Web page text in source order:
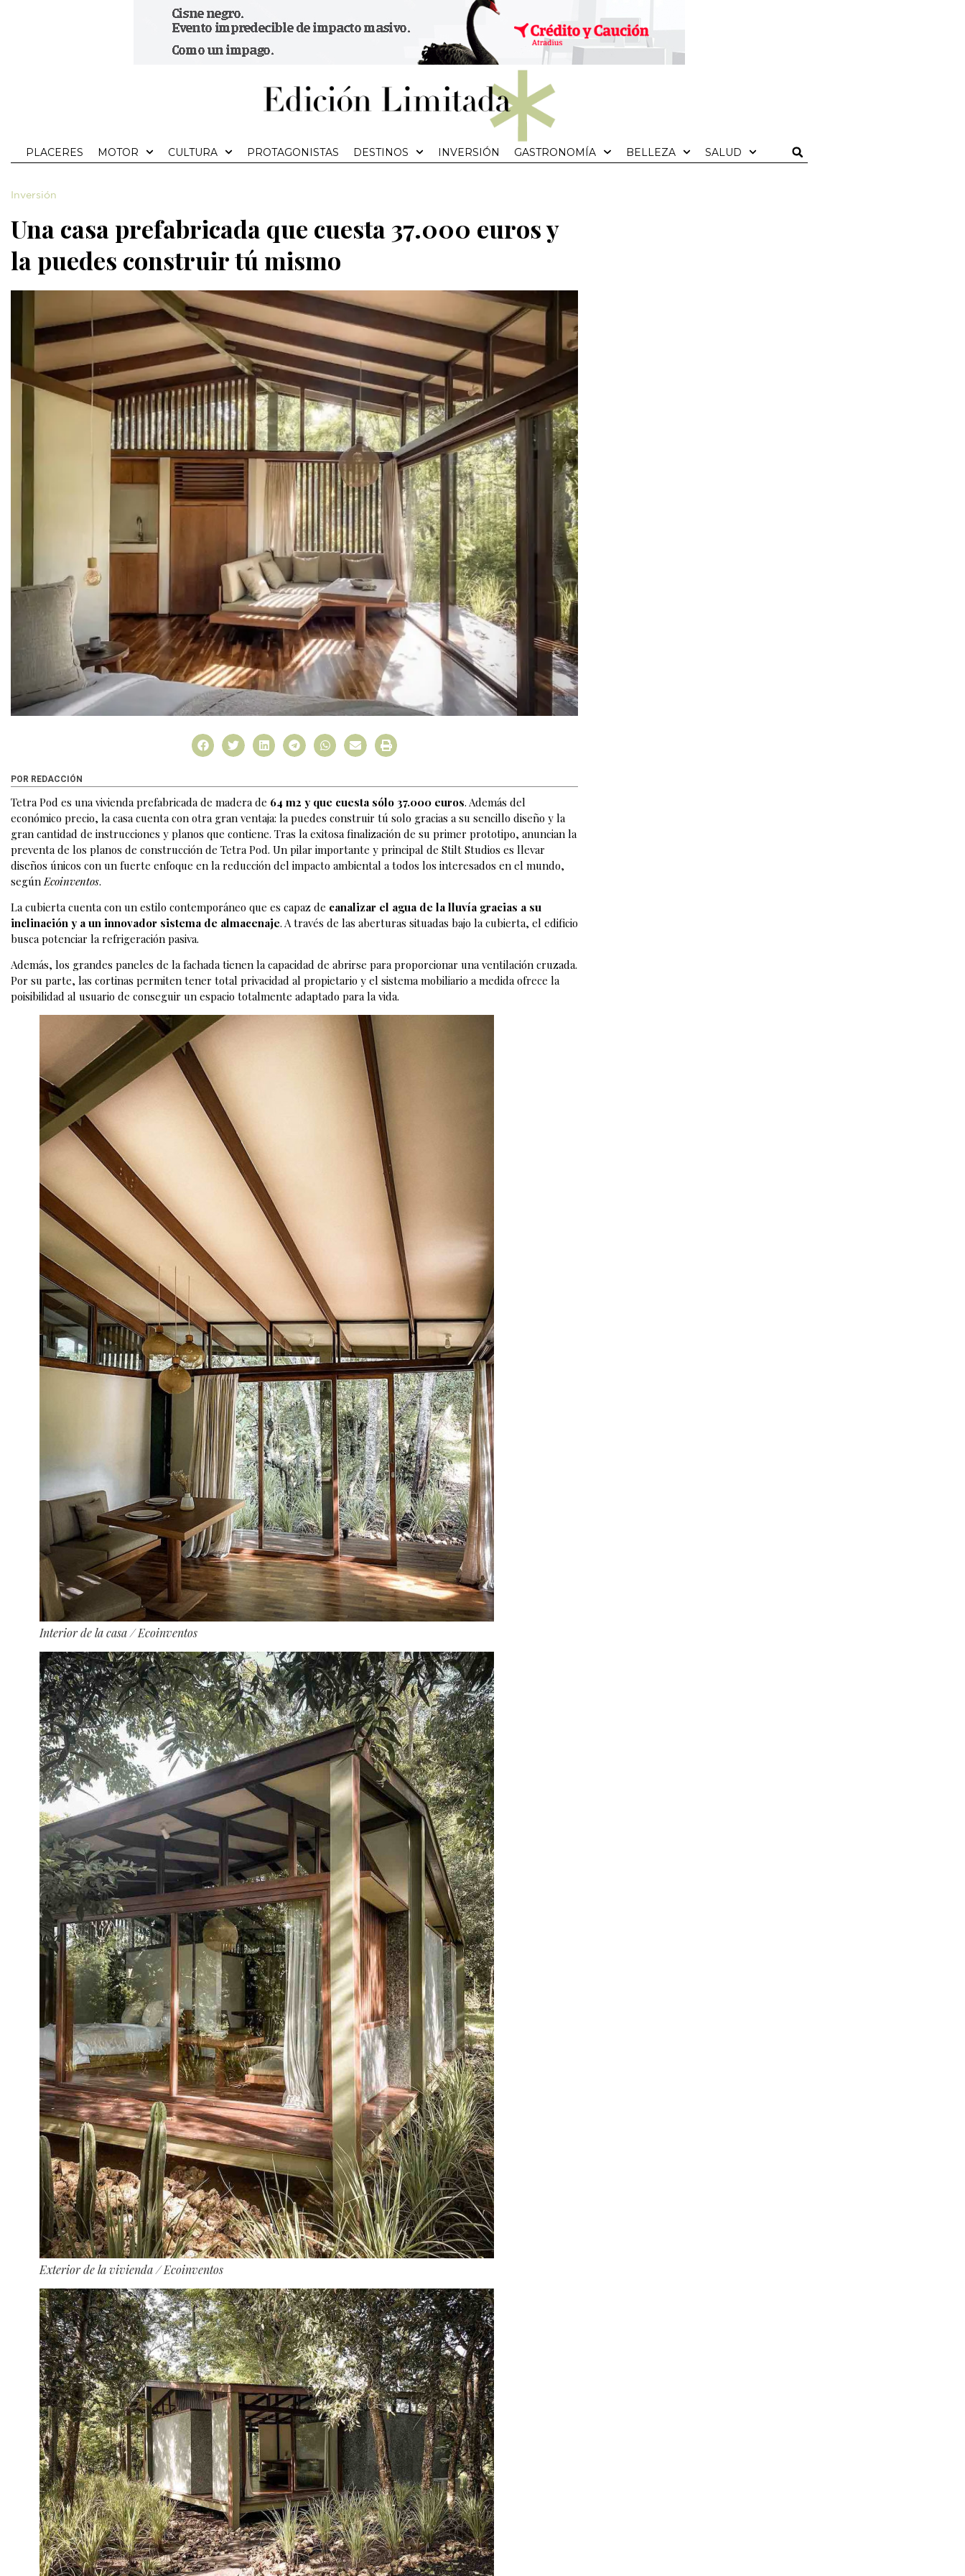
PLACERES MOTOR CULTURA PROTAGONISTAS DESTINOS INVERSIÓN GASTRONOMÍA BELLEZA SALUD
Inversión
Una casa prefabricada que cuesta 37.000 euros y
la puedes construir tú mismo
POR REDACCIÓN
Tetra Pod es una vivienda prefabricada de madera de 64 m2 y que cuesta sólo 37.000 euros. Además del
económico precio, la casa cuenta con otra gran ventaja: la puedes construir tú solo gracias a su sencillo diseño y la
gran cantidad de instrucciones y planos que contiene. Tras la exitosa finalización de su primer prototipo, anuncian la
preventa de los planos de construcción de Tetra Pod. Un pilar importante y principal de Stilt Studios es llevar
diseños únicos con un fuerte enfoque en la reducción del impacto ambiental a todos los interesados en el mundo,
según Ecoinventos.
La cubierta cuenta con un estilo contemporáneo que es capaz de canalizar el agua de la lluvía gracias a su
inclinación y a un innovador sistema de almacenaje. A través de las aberturas situadas bajo la cubierta, el edificio
busca potenciar la refrigeración pasiva.
Además, los grandes paneles de la fachada tienen la capacidad de abrirse para proporcionar una ventilación cruzada.
Por su parte, las cortinas permiten tener total privacidad al propietario y el sistema mobiliario a medida ofrece la
poisibilidad al usuario de conseguir un espacio totalmente adaptado para la vida.
Interior de la casa/ Ecoinventos
Exterior de la vivienda/ Ecoinventos